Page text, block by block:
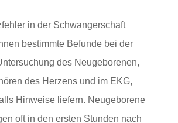
in der Schwangerschaft
bestimmte Befunde bei der
des Neugeborenen,
des Herzens und im EKG,
Hinweise liefern. Neugeborene
oft in den ersten Stunden nach